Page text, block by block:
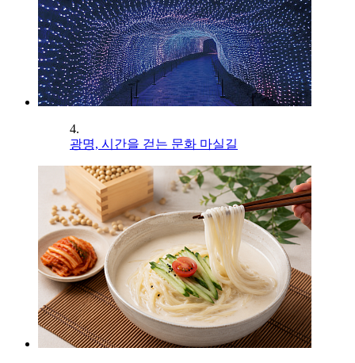
4.
광명, 시간을 걷는 문화 마실길